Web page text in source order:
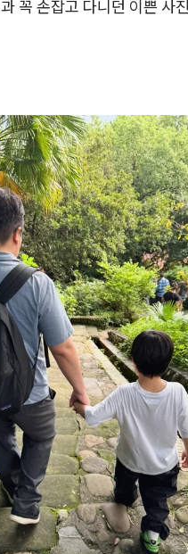
꼭 손잡고 다니던 이쁜 사